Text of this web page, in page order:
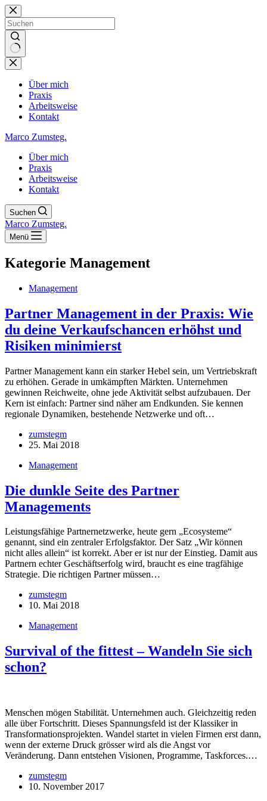
Zum
Inhalt
springen
Keine
Ergebnisse
Über mich
Praxis
Arbeitsweise
Kontakt
Marco Zumsteg.
Über mich
Praxis
Arbeitsweise
Kontakt
Suchen
Marco Zumsteg.
Menü
Kategorie Management
Management
Partner Management in der Praxis: Wie
du deine Verkaufschancen erhöhst und
Risiken minimierst
Partner Management kann ein starker Hebel sein, um Vertriebskraft
zu erhöhen. Gerade in umkämpften Märkten. Unternehmen
gewinnen Reichweite, ohne jede Aktivität selbst aufzubauen. Der
Kern ist einfach: Partner sind näher am Endkunden. Sie kennen
regionale Dynamiken, bestehende Netzwerke und oft…
zumstegm
25. Mai 2018
Management
Die dunkle Seite des Partner
Managements
Leistungsfähige Partnernetzwerke, heute gern „Ecosysteme“
genannt, sind ein zentraler Erfolgsfaktor. Der Satz „Wir können
nicht alles allein“ ist korrekt. Aber er ist nur der Einstieg. Damit aus
Partnern echter Geschäftserfolg wird, braucht es eine tragfähige
Strategie. Die richtigen Partner müssen…
zumstegm
10. Mai 2018
Management
Survival of the fittest – Wandeln Sie sich
schon?
Menschen mögen Stabilität. Unternehmen auch. Gleichzeitig reden
alle über Fortschritt. Dieses Spannungsfeld ist der Klassiker in
Transformationsprojekten. Wandel startet in vielen Firmen erst dann,
wenn der externe Druck grösser wird als die Angst vor
Veränderung. Dann entstehen Visionen, Programme, Taskforces.…
zumstegm
10. November 2017